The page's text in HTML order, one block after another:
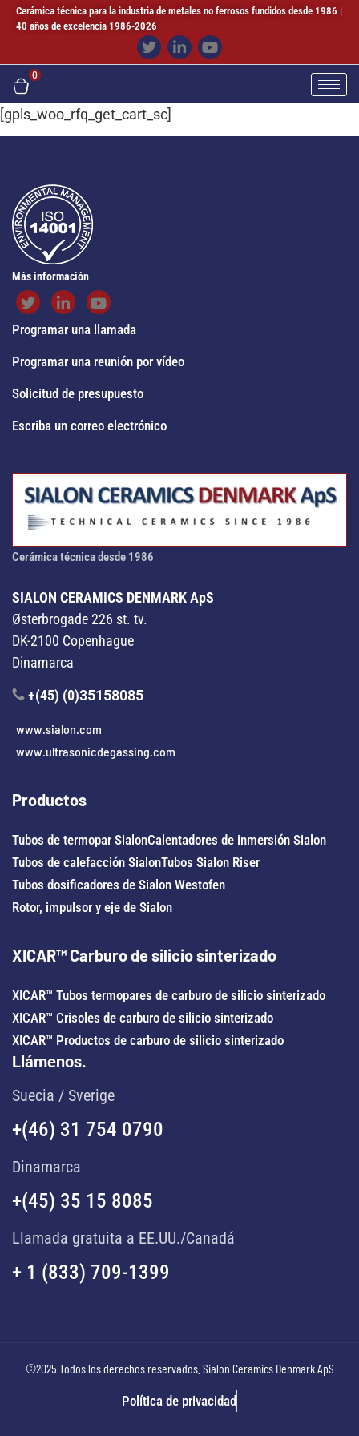
Cerámica técnica para la industria de metales no ferrosos fundidos desde 1986 |
40 años de excelencia 1986-2026
0
[gpls_woo_rfq_get_cart_sc]
Más información
Programar una llamada
Programar una reunión por vídeo
Solicitud de presupuesto
Escriba un correo electrónico
Cerámica técnica desde 1986
SIALON CERAMICS DENMARK ApS
Østerbrogade 226 st. tv.
DK-2100 Copenhague
Dinamarca
+(45) (0)35158085
www.sialon.com
www.ultrasonicdegassing.com
Productos
Tubos de termopar SialonCalentadores de inmersión Sialon
Tubos de calefacción SialonTubos Sialon Riser
Tubos dosificadores de Sialon Westofen
Rotor, impulsor y eje de Sialon
XICAR™ Carburo de silicio sinterizado
XICAR™ Tubos termopares de carburo de silicio sinterizado
XICAR™ Crisoles de carburo de silicio sinterizado
XICAR™ Productos de carburo de silicio sinterizado
Llámenos.
Suecia / Sverige
+(46) 31 754 0790
Dinamarca
+(45) 35 15 8085
Llamada gratuita a EE.UU./Canadá
+ 1 (833) 709-1399
©2025 Todos los derechos reservados. Sialon Ceramics Denmark ApS
Política de privacidad